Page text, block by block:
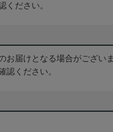
ください。
お届けとなる場合がござい
認ください。